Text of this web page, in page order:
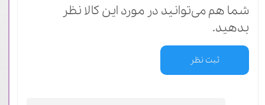
شما هم می‌توانید در مورد این کالا نظر
بدهید.
ثبت نظر